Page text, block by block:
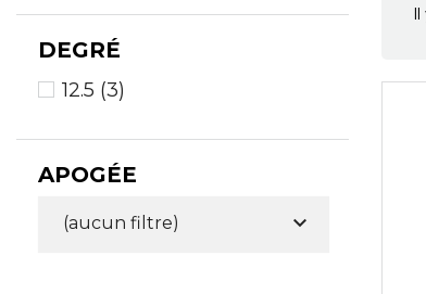
DEGRÉ
12.5 (3)
APOGÉE
(aucun filtre) 
est
Le
Le
Il